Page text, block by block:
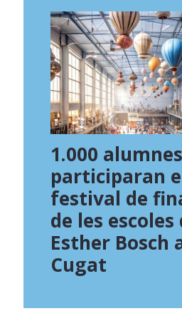
1.000 alumnes
participaran
festival de
de les escoles
Esther Bosch
Cugat